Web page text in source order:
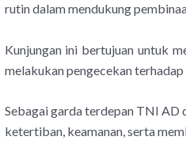
rutin dalam mendukung
Kunjungan ini bertujuan untuk
melakukan pengecekan
Sebagai garda terdepan TNI AD
ketertiban, keamanan, serta